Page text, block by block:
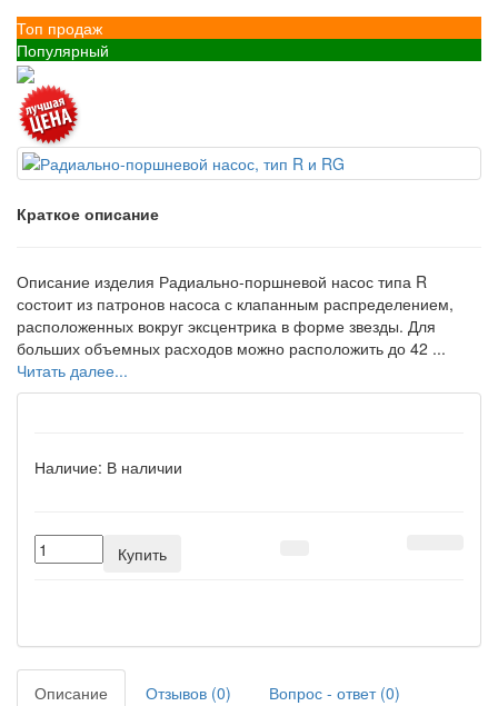
Топ продаж
Популярный
Краткое описание
Описание изделия Радиально-поршневой насос типа R
состоит из патронов насоса с клапанным распределением,
расположенных вокруг эксцентрика в форме звезды. Для
больших объемных расходов можно расположить до 42 ...
Читать далее...
Наличие: В наличии
Купить
Описание Отзывов (0) Вопрос - ответ (0)